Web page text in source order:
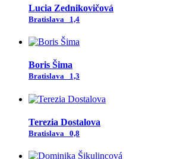
Lucia Zednikovičová
Bratislava 1,4
Boris Šima
Bratislava 1,3
Terezia Dostalova
Bratislava 0,8